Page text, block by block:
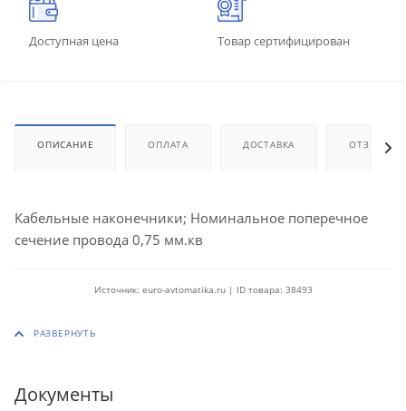
Доступная цена Товар сертифицирован
ОПИСАНИЕ ОПЛАТА ДОСТАВКА ОТЗЫВЫ
Кабельные наконечники; Номинальное поперечное
сечение провода 0,75 мм.кв
Источник: euro-avtomatika.ru | ID товара: 38493
Документы